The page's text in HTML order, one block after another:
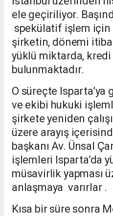
ele geçiriliyor.
spekülatif işlem için
şirketin, dönemi
yüklü miktarda, kredi
bulunmaktadır.
O süreçte
ve ekibi hukuki
şirkete yeniden
üzere arayış
başkanı Av. Ünsal
işlemleri Isparta’da
müsavirlik yapması
anlaşmaya varırlar .
Kısa bir süre sonra